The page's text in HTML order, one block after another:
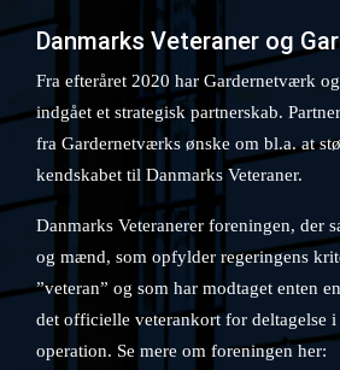
Danmarks Veteraner og
Fra efteråret 2020 har Gardernetværk
indgået et strategisk partnerskab.
fra Gardernetværks ønske om bl.a. at
kendskabet til Danmarks Veteraner.
Danmarks Veteranerer foreningen, der
og mænd, som opfylder regeringens
”veteran” og som har modtaget enten
det officielle veterankort for deltagelse
operation. Se mere om foreningen her: